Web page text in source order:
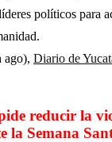
políticos para
ago), Diario de
reducir la
la Semana